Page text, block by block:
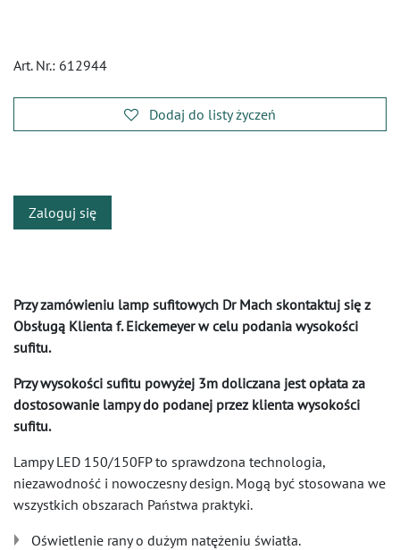
Art. Nr.: 612944
Dodaj do listy życzeń
Zaloguj się
Przy zamówieniu lamp sufitowych Dr Mach skontaktuj się z
Obsługą Klienta f. Eickemeyer w celu podania wysokości
sufitu.
Przy wysokości sufitu powyżej 3m doliczana jest opłata za
dostosowanie lampy do podanej przez klienta wysokości
sufitu.
Lampy LED 150/150FP to sprawdzona technologia,
niezawodność i nowoczesny design. Mogą być stosowana we
wszystkich obszarach Państwa praktyki.
Oświetlenie rany o dużym natężeniu światła.